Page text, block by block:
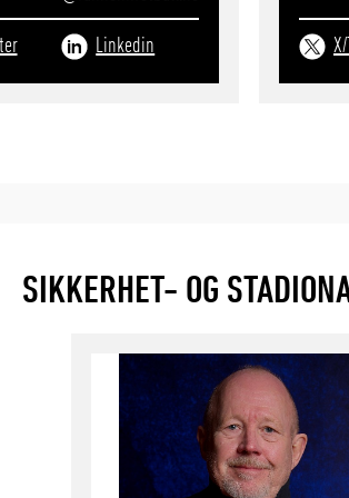
Linkedin
SIKKERHET- OG